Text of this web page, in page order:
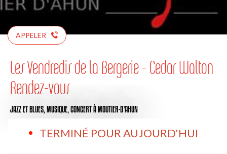
APPELER
Les Vendredis de la Bergerie - Cedar Walton
Rendez-vous
JAZZ ET BLUES, MUSIQUE, CONCERTÀ MOUTIER-D'AHUN
TERMINÉ POUR AUJOURD'HUI